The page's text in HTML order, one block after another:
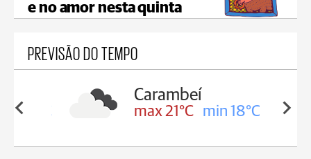
e no amor nesta quinta
PREVISÃO DO TEMPO
19°C
Carambeí
max 21°C min 18°C